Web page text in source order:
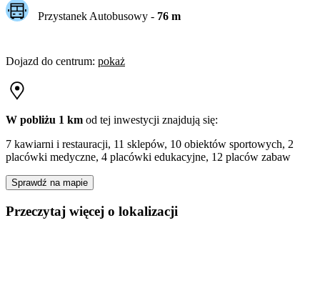
Przystanek Autobusowy - 76m
Dojazd do centrum: pokaż
W pobliżu 1 km od tej inwestycji znajdują się:
7 kawiarni i restauracji, 11 sklepów, 10 obiektów sportowych, 2
placówki medyczne, 4 placówki edukacyjne, 12 placów zabaw
Sprawdź na mapie
Przeczytaj więcej o lokalizacji